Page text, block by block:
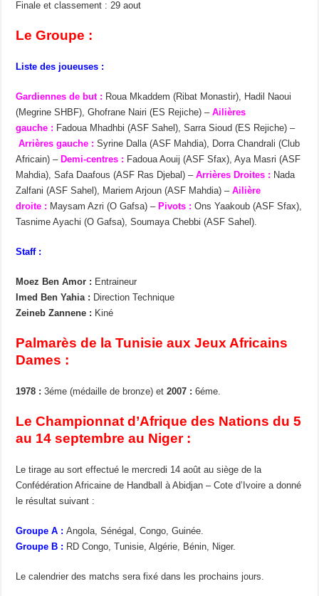
Finale et classement : 29 aout
Le Groupe :
Liste des joueuses :
Gardiennes de but : Roua Mkaddem (Ribat Monastir), Hadil Naoui
(Megrine SHBF), Ghofrane Nairi (ES Rejiche) –Ailières
gauche : Fadoua Mhadhbi (ASF Sahel), Sarra Sioud (ES Rejiche) –
Arrières gauche : Syrine Dalla (ASF Mahdia), Dorra Chandrali (Club
Africain) –Demi-centres : Fadoua Aouij (ASF Sfax), Aya Masri (ASF
Mahdia), Safa Daafous (ASF Ras Djebal) –Arrières Droites : Nada
Zalfani (ASF Sahel), Mariem Arjoun (ASF Mahdia) –Ailière
droite : Maysam Azri (O Gafsa) –Pivots : Ons Yaakoub (ASF Sfax),
Tasnime Ayachi (O Gafsa), Soumaya Chebbi (ASF Sahel).
Staff :
Moez Ben Amor : Entraineur
Imed Ben Yahia : Direction Technique
Zeineb Zannene : Kiné
Palmarès de la Tunisie aux Jeux Africains
Dames :
1978 : 3éme (médaille de bronze) et2007 : 6éme.
Le Championnat d’Afrique des Nations du 5
au 14 septembre au Niger :
Le tirage au sort effectué le mercredi 14 août au siège de la
Confédération Africaine de Handball à Abidjan – Cote d’Ivoire a donné
le résultat suivant :
Groupe A : Angola, Sénégal, Congo, Guinée.
Groupe B : RD Congo, Tunisie, Algérie, Bénin, Niger.
Le calendrier des matchs sera fixé dans les prochains jours.